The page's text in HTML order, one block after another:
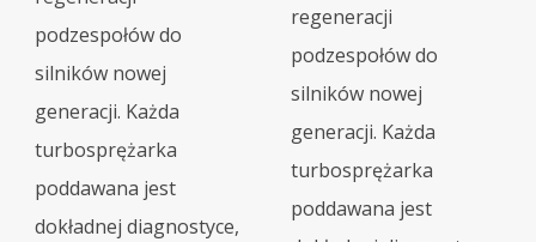
podzespołów do
silników nowej
generacji. Każda
turbosprężarka
poddawana jest
dokładnej diagnostyce,
regeneracji
podzespołów do
silników nowej
generacji. Każda
turbosprężarka
poddawana jest